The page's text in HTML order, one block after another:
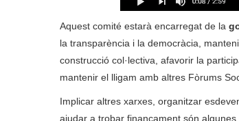
Aquest comité estarà encarregat de la
la transparència i la democràcia,
construcció col·lectiva, afavorir la
mantenir el lligam amb altres Fòrums
Implicar altres xarxes, organitzar
ajudar a trobar finançament són algunes